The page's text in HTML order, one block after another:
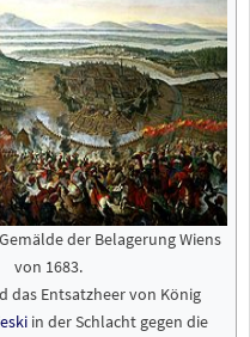
der Belagerung Wiens
von 1683.
das Entsatzheer von König
in der Schlacht gegen die